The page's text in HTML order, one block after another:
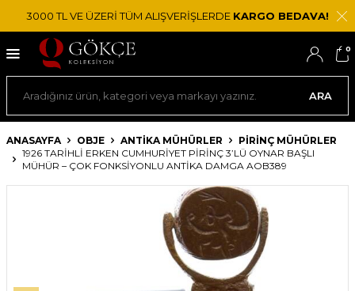
3000 TL VE ÜZERİ TÜM ALIŞVERİŞLERDE KARGO BEDAVA!
ARA
0
ANASAYFA OBJE ANTIKA MÜHÜRLER
PIRINÇ MÜHÜRLER
1926 TARIHLI ERKEN CUMHURIYET PIRINÇ 3’LÜ OYNAR BAŞLI
MÜHÜR – ÇOK FONKSIYONLU ANTIKA DAMGA AOB389